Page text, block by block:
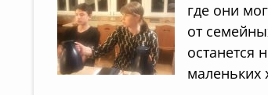
где они
от
останется
маленьких